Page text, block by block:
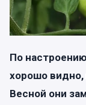
По
хорошо видно,
Весной они